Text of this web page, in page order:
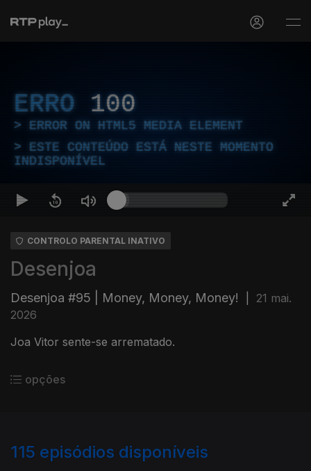
ERRO 100
ERROR ON HTML5 MEDIA ELEMENT
ESTE CONTEÚDO ESTÁ NESTE MOMENTO
INDISPONÍVEL
CONTROLO PARENTAL INATIVO
Desenjoa
Desenjoa #95 | Money, Money, Money!
21 mai.
2026
Joa Vitor sente-se arrematado.
opções
115 episódios disponíveis